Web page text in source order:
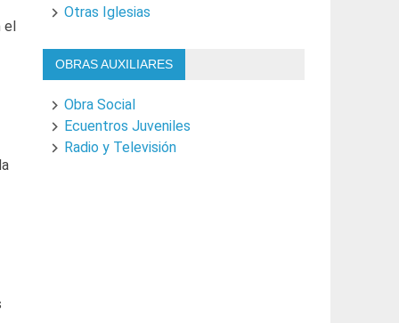
el
Otras Iglesias
OBRAS AUXILIARES
Obra Social
Ecuentros Juveniles
Radio y Televisión